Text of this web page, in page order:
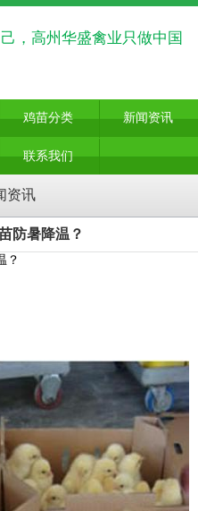
，高州华盛禽业只做中国
鸡苗分类 新闻资讯
联系我们
资讯
防暑降温？
？